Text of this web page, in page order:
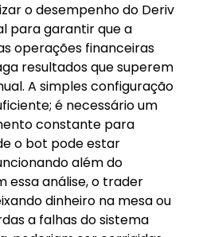
o desempenho do Deriv
para garantir que a
operações financeiras
resultados que superem
A simples configuração
é necessário um
constante para
o bot pode estar
além do
essa análise, o trader
dinheiro na mesa ou
a falhas do sistema